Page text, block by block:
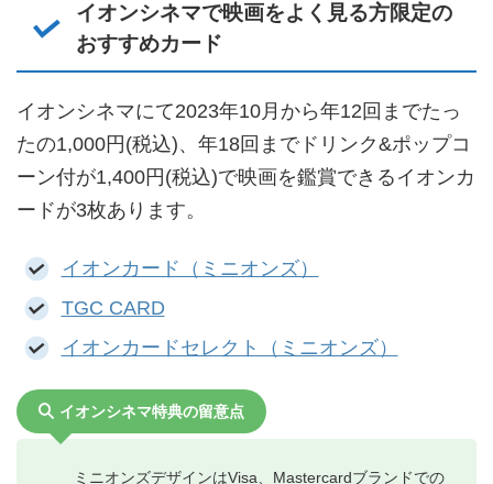
イオンシネマで映画をよく見る方限定の
おすすめカード
イオンシネマにて2023年10月から年12回までたっ
たの1,000円(税込)、年18回までドリンク&ポップコ
ーン付が1,400円(税込)で映画を鑑賞できるイオンカ
ードが3枚あります。
イオンカード（ミニオンズ）
TGC CARD
イオンカードセレクト（ミニオンズ）
イオンシネマ特典の留意点
ミニオンズデザインはVisa、Mastercardブランドでの